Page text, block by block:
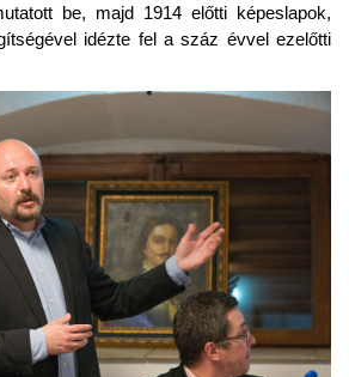
be, majd 1914 előtti képeslapok,
idézte fel a száz évvel ezelőtti